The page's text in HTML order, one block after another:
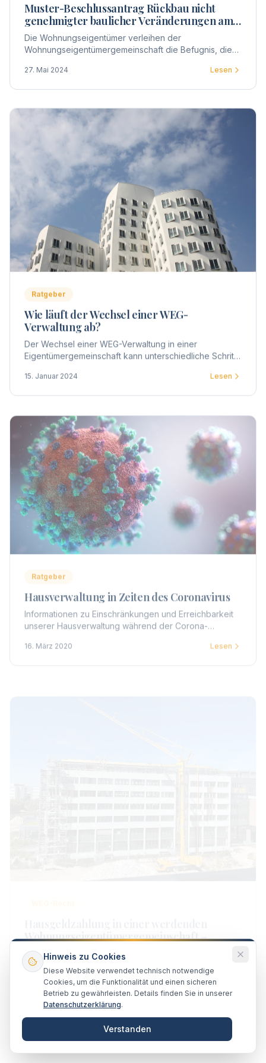
Hinweis zu Cookies
Diese Website verwendet technisch notwendige
Cookies, um die Funktionalität und einen sicheren
Betrieb zu gewährleisten. Details finden Sie in unserer
Datenschutzerklärung.
Verstanden
Muster-Beschlussantrag Rückbau nicht
genehmigter baulicher Veränderungen am
Gemeinschaftseigentum
Die Wohnungseigentümer verleihen der
Wohnungseigentümergemeinschaft die Befugnis, die
Beseitigung der baulichen Veränderungen geltend zu
27. Mai 2024 Lesen
Ratgeber
Wie läuft der Wechsel einer WEG-
Verwaltung ab?
Der Wechsel einer WEG-Verwaltung in einer
Eigentümergemeinschaft kann unterschiedliche Schritte
Übersicht über den Ablauf.
15. Januar 2024 Lesen
Ratgeber
Hausverwaltung in Zeiten des Coronavirus
Informationen zu Einschränkungen und Erreichbarkeit
unserer Hausverwaltung während der Corona-
gewährleistet.
16. März 2020 Lesen
Neubau – Aufteilung – Erstverkauf
Die werdende Wohnungseigentümergemeinschaft
entsteht, wenn eine Auflassungsvormerkung für einen
Erwerber im Grundbuch eingetragen ist und dieser
Erwerber Besitz an der erworbenen Wohnung hat.
15. Februar 2020 Lesen